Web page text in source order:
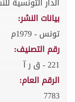
بيانات النشر:
تونس - 1979م
رقم التصنيف:
221 - ق ر آ
الرقم العام:
7783